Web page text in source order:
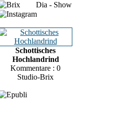
Dia - Show
Schottisches
Hochlandrind
Kommentare : 0
Studio-Brix